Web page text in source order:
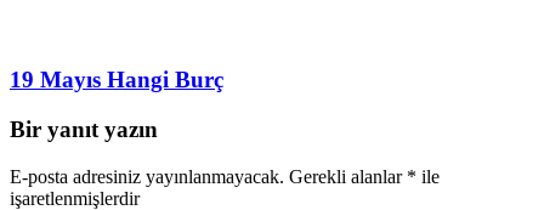
19 Mayıs Hangi Burç
Bir yanıt yazın
E-posta adresiniz yayınlanmayacak. Gerekli alanlar * ile
işaretlenmişlerdir